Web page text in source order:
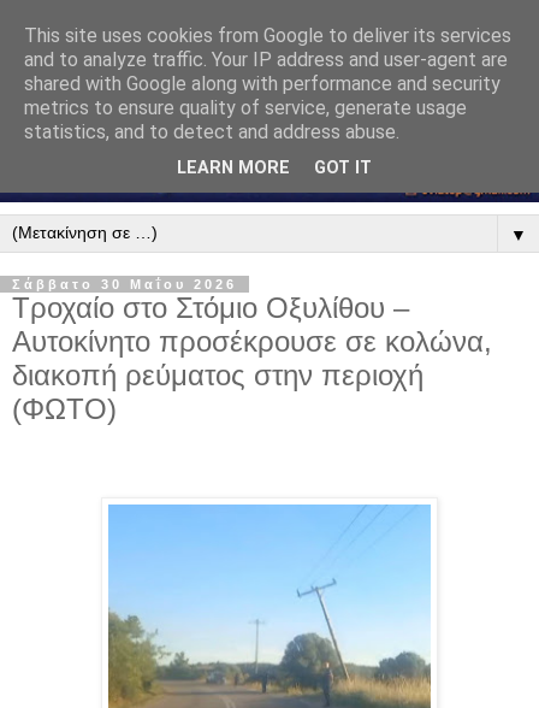
▼
Σάββατο 30 Μαΐου 2026
Τροχαίο στο Στόμιο Οξυλίθου –
Αυτοκίνητο προσέκρουσε σε κολώνα,
διακοπή ρεύματος στην περιοχή
(ΦΩΤΟ)
This site uses cookies from Google to deliver its services
and to analyze traffic. Your IP address and user-agent are
shared with Google along with performance and security
metrics to ensure quality of service, generate usage
statistics, and to detect and address abuse.
LEARN MORE GOT IT